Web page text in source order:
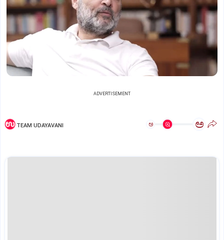
ADVERTISEMENT
TEAM UDAYAVANI ಅ ಅ